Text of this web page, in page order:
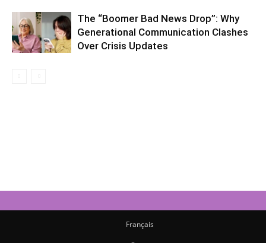
The “Boomer Bad News Drop”: Why
Generational Communication Clashes
Over Crisis Updates
Français